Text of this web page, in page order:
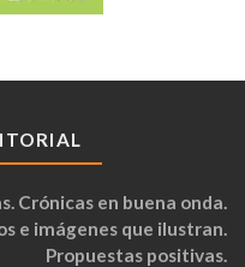
Crónicas en buena onda.
e imágenes que ilustran.
Propuestas positivas.